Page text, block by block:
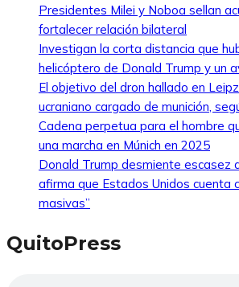
Presidentes Milei y Noboa sellan
fortalecer relación bilateral
Investigan la corta distancia que
helicóptero de Donald Trump y un
El objetivo del dron hallado en
ucraniano cargado de munición,
Cadena perpetua para el hombre
una marcha en Múnich en 2025
Donald Trump desmiente escasez
afirma que Estados Unidos cuenta
masivas”
QuitoPress